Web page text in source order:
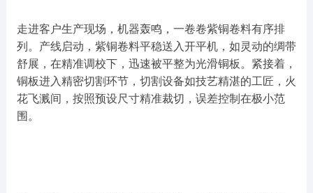
联系我们
走进客户生产现场，机器轰鸣，一卷卷紫铜卷料有序排
列。产线启动，紫铜卷料平稳送入开平机，如灵动的绸带
舒展，在精准调校下，迅速被平整为光滑铜板。紧接着，
铜板进入精密切割环节，切割设备如技艺精湛的工匠，火
花飞溅间，按照预设尺寸精准裁切，误差控制在极小范
围。